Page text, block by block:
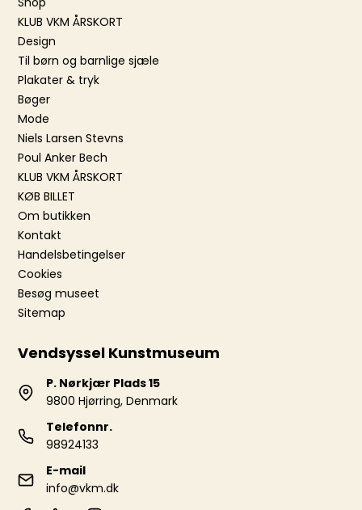
KLUB VKM ÅRSKORT
Design
Til børn og barnlige sjæle
Plakater & tryk
Bøger
Mode
Niels Larsen Stevns
Poul Anker Bech
KLUB VKM ÅRSKORT
KØB BILLET
Om butikken
Kontakt
Handelsbetingelser
Cookies
Besøg museet
Sitemap
Vendsyssel Kunstmuseum
P. Nørkjær Plads 15
9800 Hjørring, Denmark
Telefonnr.
98924133
E-mail
info@vkm.dk